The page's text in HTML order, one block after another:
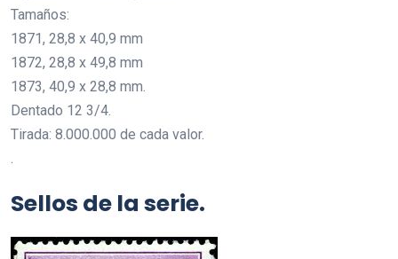
Tamaños:
1871, 28,8 x 40,9 mm
1872, 28,8 x 49,8 mm
1873, 40,9 x 28,8 mm.
Dentado 12 3/4.
Tirada: 8.000.000 de cada valor.
.
Sellos de la serie.